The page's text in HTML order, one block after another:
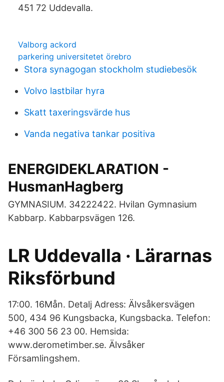
451 72 Uddevalla.
Valborg ackord
parkering universitetet örebro
Stora synagogan stockholm studiebesök
Volvo lastbilar hyra
Skatt taxeringsvärde hus
Vanda negativa tankar positiva
ENERGIDEKLARATION -
HusmanHagberg
GYMNASIUM. 34222422. Hvilan Gymnasium
Kabbarp. Kabbarpsvägen 126.
LR Uddevalla · Lärarnas
Riksförbund
17:00. 16Mån. Detalj Adress: Älvsåkersvägen
500, 434 96 Kungsbacka, Kungsbacka. Telefon:
+46 300 56 23 00. Hemsida:
www.derometimber.se. Älvsåker
Församlingshem.